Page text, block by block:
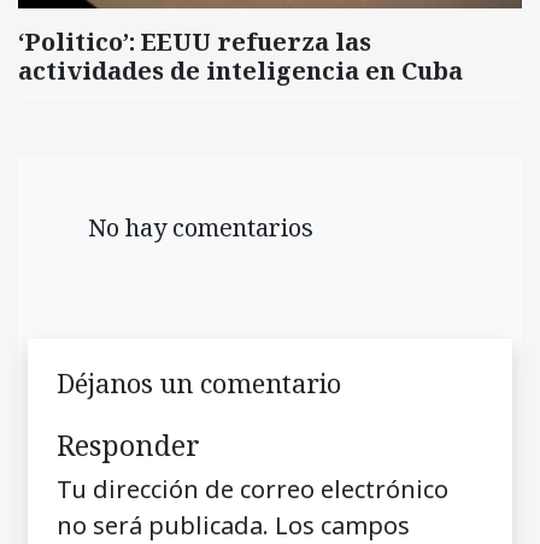
‘Politico’: EEUU refuerza las
actividades de inteligencia en Cuba
No hay comentarios
Déjanos un comentario
Responder
Tu dirección de correo electrónico
no será publicada. Los campos